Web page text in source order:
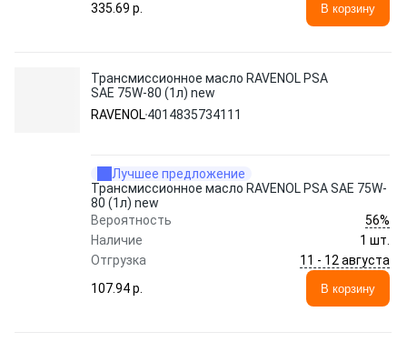
335.69 p.
В корзину
Трансмиссионное масло RAVENOL PSA
SAE 75W-80 (1л) new
RAVENOL4014835734111
Лучшее предложение
Трансмиссионное масло RAVENOL PSA SAE 75W-
80 (1л) new
Вероятность
56%
Наличие
1 шт.
Отгрузка
11 - 12 августа
107.94 p.
В корзину